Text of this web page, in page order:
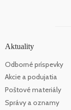
Aktuality
Odborné príspevky
Akcie a podujatia
Poštové materiály
Správy a oznamy